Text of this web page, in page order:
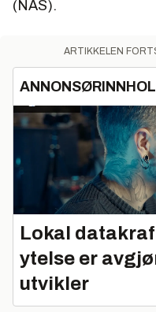
(NAS).
ARTIKKELEN
Lokal
ytelse er
utvikler